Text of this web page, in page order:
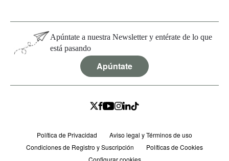
Apúntate a nuestra Newsletter y entérate de lo que
está pasando
Apúntate
Política de Privacidad
Aviso legal y Términos de uso
Condiciones de Registro y Suscripción
Políticas de Cookies
Configurar cookies